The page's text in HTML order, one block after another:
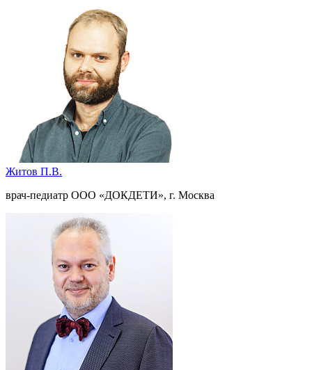
Житов П.В.
врач-педиатр ООО «ДОКДЕТИ», г. Москва